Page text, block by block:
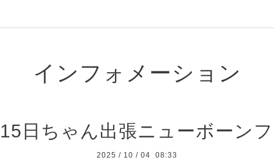
インフォメーション
日ちゃん出張ニューボーン
2025 / 10 / 04 08:33